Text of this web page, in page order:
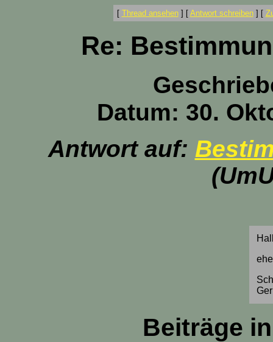
[ Thread ansehen] [ Antwort schreiben] [
Re:
Datum: 30.
Antwort auf:
Beiträge